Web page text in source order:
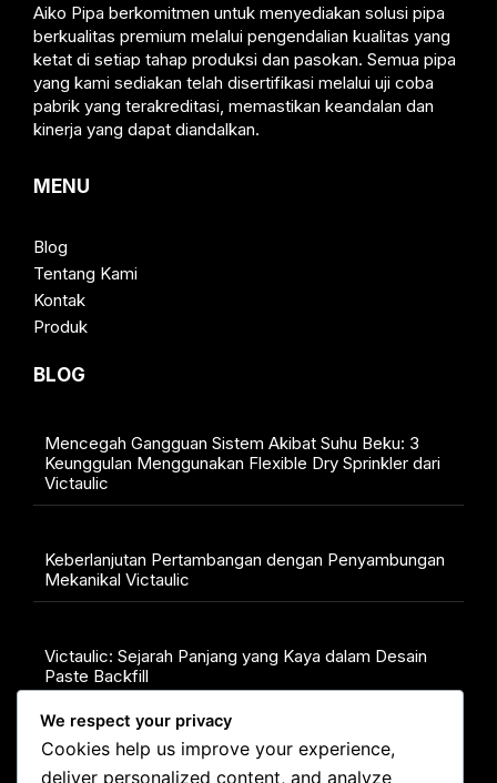
Aiko Pipa berkomitmen untuk menyediakan solusi pipa
berkualitas premium melalui pengendalian kualitas yang
ketat di setiap tahap produksi dan pasokan. Semua pipa
yang kami sediakan telah disertifikasi melalui uji coba
pabrik yang terakreditasi, memastikan keandalan dan
kinerja yang dapat diandalkan.
MENU
Blog
Tentang Kami
Kontak
Produk
BLOG
Mencegah Gangguan Sistem Akibat Suhu Beku: 3
Keunggulan Menggunakan Flexible Dry Sprinkler dari
Victaulic
Keberlanjutan Pertambangan dengan Penyambungan
Mekanikal Victaulic
Victaulic: Sejarah Panjang yang Kaya dalam Desain
Paste Backfill
KONTAK
We respect your privacy
Cookies help us improve your experience,
deliver personalized content, and analyze